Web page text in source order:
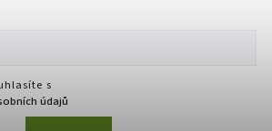
s
údajů